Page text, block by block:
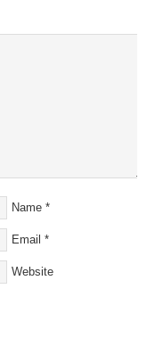
Name *
Email *
Website